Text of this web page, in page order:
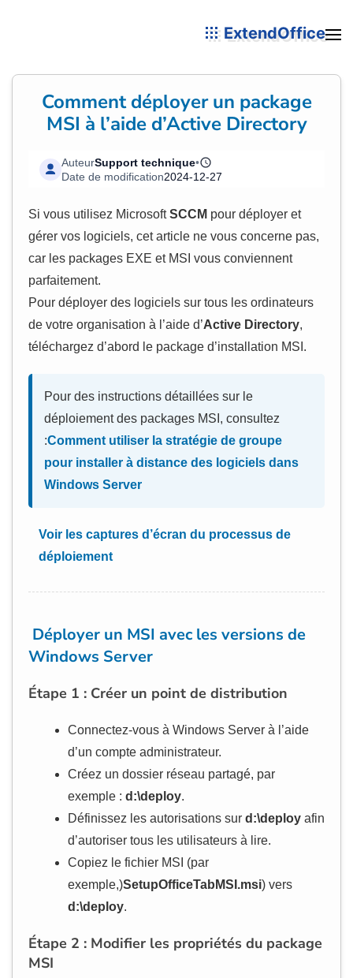
ExtendOffice
Comment déployer un package
MSI à l’aide d’Active Directory
AuteurSupport technique•
Date de modification2024-12-27
Si vous utilisez MicrosoftSCCM pour déployer et
gérer vos logiciels, cet article ne vous concerne pas,
car les packages EXE et MSI vous conviennent
parfaitement.
Pour déployer des logiciels sur tous les ordinateurs
de votre organisation à l’aide d’Active Directory,
téléchargez d’abord le package d’installation MSI.
Pour des instructions détaillées sur le
déploiement des packages MSI, consultez
:Comment utiliser la stratégie de groupe
pour installer à distance des logiciels dans
Windows Server
Voir les captures d’écran du processus de
déploiement
Déployer un MSI avec les versions de
Windows Server
Étape 1 : Créer un point de distribution
Connectez-vous à Windows Server à l’aide
d’un compte administrateur.
Créez un dossier réseau partagé, par
exemple : d:\deploy.
Définissez les autorisations sur d:\deploy afin
d’autoriser tous les utilisateurs à lire.
Copiez le fichier MSI (par
exemple,)SetupOfficeTabMSI.msi) vers
d:\deploy.
Étape 2 : Modifier les propriétés du package
MSI